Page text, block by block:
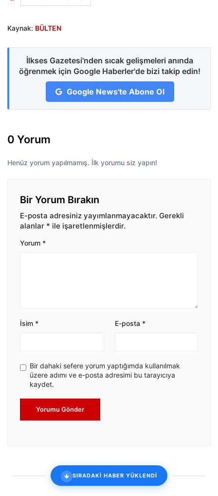
Kaynak: BÜLTEN
İlkses Gazetesi'nden sıcak gelişmeleri anında
öğrenmek için Google Haberler'de bizi takip edin!
Google News'te Abone Ol
0 Yorum
Henüz yorum yapılmamış. İlk yorumu siz yapın!
Bir Yorum Bırakın
E-posta adresiniz yayımlanmayacaktır. Gerekli
alanlar * ile işaretlenmişlerdir.
Yorum *
İsim * E-posta *
Bir dahaki sefere yorum yaptığımda kullanılmak
üzere adımı ve e-posta adresimi bu tarayıcıya
kaydet.
Yorumu Gönder
SIRADAKİ HABER YÜKLENDİ